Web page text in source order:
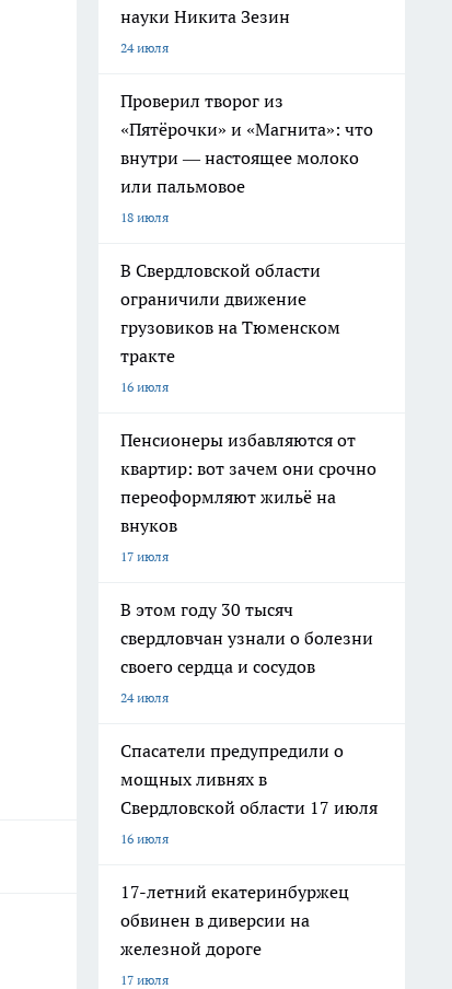
науки Никита Зезин
24 июля
Проверил творог из
«Пятёрочки» и «Магнита»: что
внутри — настоящее молоко
или пальмовое
18 июля
В Свердловской области
ограничили движение
грузовиков на Тюменском
тракте
16 июля
Пенсионеры избавляются от
квартир: вот зачем они срочно
переоформляют жильё на
внуков
17 июля
В этом году 30 тысяч
свердловчан узнали о болезни
своего сердца и сосудов
24 июля
Спасатели предупредили о
мощных ливнях в
Свердловской области 17 июля
16 июля
17-летний екатеринбуржец
обвинен в диверсии на
железной дороге
17 июля